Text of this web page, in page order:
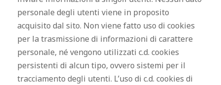
personale degli utenti viene in proposito
acquisito dal sito. Non viene fatto uso di cookies
per la trasmissione di informazioni di carattere
personale, né vengono utilizzati c.d. cookies
persistenti di alcun tipo, ovvero sistemi per il
tracciamento degli utenti. L’uso di c.d. cookies di